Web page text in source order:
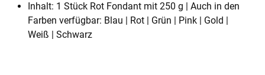
Inhalt: 1 Stück Rot Fondant mit 250 g | Auch in den
Farben verfügbar: Blau | Rot | Grün | Pink | Gold |
Weiß | Schwarz